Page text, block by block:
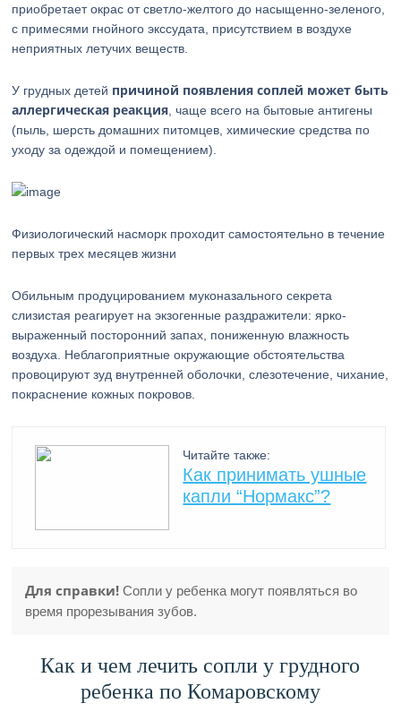
приобретает окрас от светло-желтого до насыщенно-зеленого,
с примесями гнойного экссудата, присутствием в воздухе
неприятных летучих веществ.
У грудных детей причиной появления соплей может быть
аллергическая реакция , чаще всего на бытовые антигены
(пыль, шерсть домашних питомцев, химические средства по
уходу за одеждой и помещением).
Физиологический насморк проходит самостоятельно в течение
первых трех месяцев жизни
Обильным продуцированием муконазального секрета
слизистая реагирует на экзогенные раздражители: ярко-
выраженный посторонний запах, пониженную влажность
воздуха. Неблагоприятные окружающие обстоятельства
провоцируют зуд внутренней оболочки, слезотечение, чихание,
покраснение кожных покровов.
Читайте также:
Как принимать ушные
капли “Нормакс”?
Для справки! Сопли у ребенка могут появляться во
время прорезывания зубов.
Как и чем лечить сопли у грудного
ребенка по Комаровскому